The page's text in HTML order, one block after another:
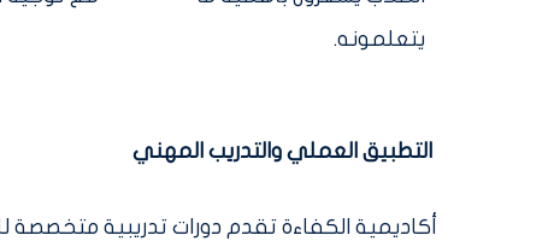
يتعلمونه.
التطبيق العملي والتدريب المهني
أكاديمية الكفاءة تقدم دورات تدريبية